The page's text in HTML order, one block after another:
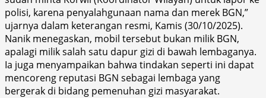
polisi, karena penyalahgunaan nama dan merek BGN,”
ujarnya dalam keterangan resmi, Kamis (30/10/2025).
Nanik menegaskan, mobil tersebut bukan milik BGN,
apalagi milik salah satu dapur gizi di bawah lembaganya.
Ia juga menyampaikan bahwa tindakan seperti ini dapat
mencoreng reputasi BGN sebagai lembaga yang
bergerak di bidang pemenuhan gizi masyarakat.